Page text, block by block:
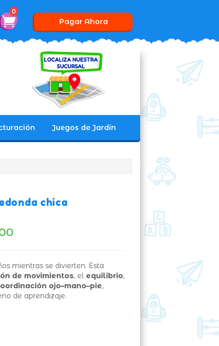
0
Pagar Ahora
Juegos de Jardín
chica
mientras se divierten. Esta
de movimientos, el equilibrio,
ojo–mano–pie,
de aprendizaje.